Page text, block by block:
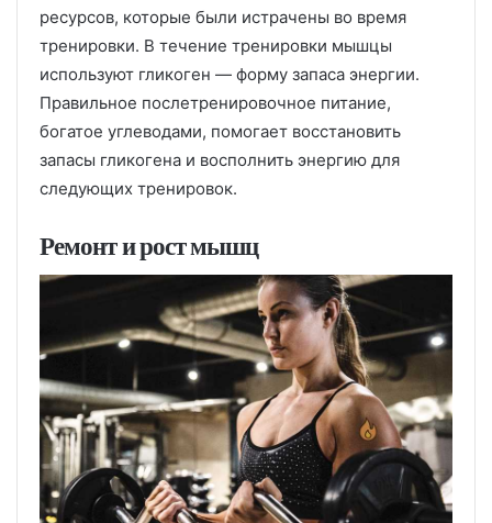
ресурсов, которые были истрачены во время
тренировки. В течение тренировки мышцы
используют гликоген — форму запаса энергии.
Правильное послетренировочное питание,
богатое углеводами, помогает восстановить
запасы гликогена и восполнить энергию для
следующих тренировок.
Ремонт и рост мышц